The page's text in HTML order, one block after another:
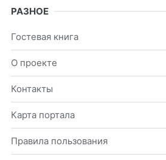
РАЗНОЕ
Гостевая книга
О проекте
Контакты
Карта портала
Правила пользования